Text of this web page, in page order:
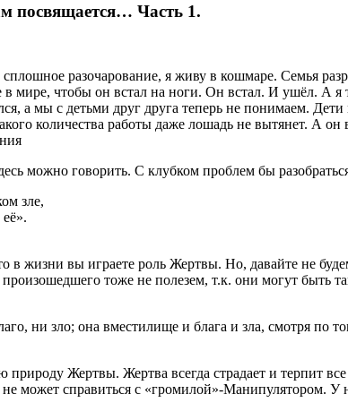
посвящается… Часть 1.
разочарование, я живу в кошмаре. Семья
мире, чтобы он встал на ноги. Он встал. И ушёл. А я
а мы с детьми друг друга теперь не понимаем.
количества работы даже лошадь не вытянет. А
можно говорить. С клубком проблем бы
зле,
жизни вы играете роль Жертвы. Но, давайте не
тоже не полезем, т.к. они могут быть
ни зло; она вместилище и блага и зла, смотря по
Жертвы. Жертва всегда страдает и терпит
может справиться с «громилой»-Манипулятором. У